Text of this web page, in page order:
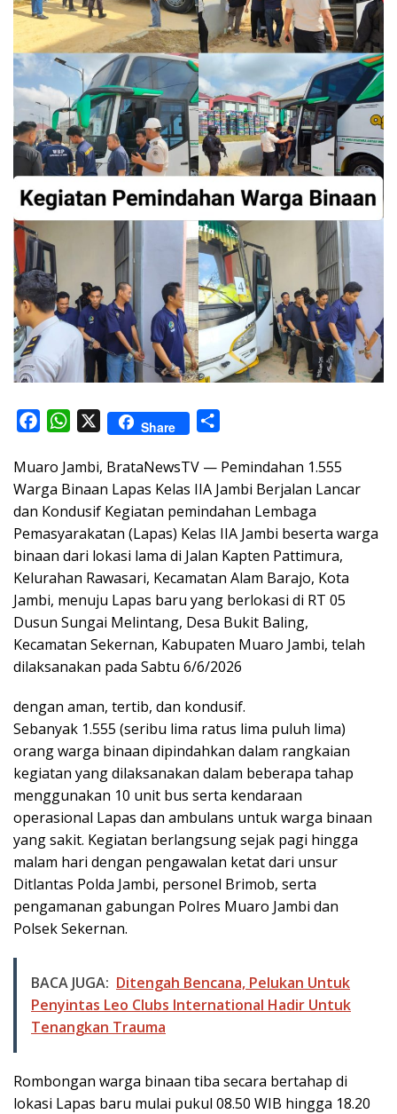
c
e
b
o
o
k
W
a
t
s
A
p
p
X Share
a
r
e
Muaro Jambi, BrataNewsTV — Pemindahan 1.555
Warga Binaan Lapas Kelas IIA Jambi Berjalan Lancar
dan Kondusif Kegiatan pemindahan Lembaga
Pemasyarakatan (Lapas) Kelas IIA Jambi beserta warga
binaan dari lokasi lama di Jalan Kapten Pattimura,
Kelurahan Rawasari, Kecamatan Alam Barajo, Kota
Jambi, menuju Lapas baru yang berlokasi di RT 05
Dusun Sungai Melintang, Desa Bukit Baling,
Kecamatan Sekernan, Kabupaten Muaro Jambi, telah
dilaksanakan pada Sabtu 6/6/2026
dengan aman, tertib, dan kondusif.
Sebanyak 1.555 (seribu lima ratus lima puluh lima)
orang warga binaan dipindahkan dalam rangkaian
kegiatan yang dilaksanakan dalam beberapa tahap
menggunakan 10 unit bus serta kendaraan
operasional Lapas dan ambulans untuk warga binaan
yang sakit. Kegiatan berlangsung sejak pagi hingga
malam hari dengan pengawalan ketat dari unsur
Ditlantas Polda Jambi, personel Brimob, serta
pengamanan gabungan Polres Muaro Jambi dan
Polsek Sekernan.
BACA JUGA: Ditengah Bencana, Pelukan Untuk
Penyintas Leo Clubs International Hadir Untuk
Tenangkan Trauma
Rombongan warga binaan tiba secara bertahap di
lokasi Lapas baru mulai pukul 08.50 WIB hingga 18.20